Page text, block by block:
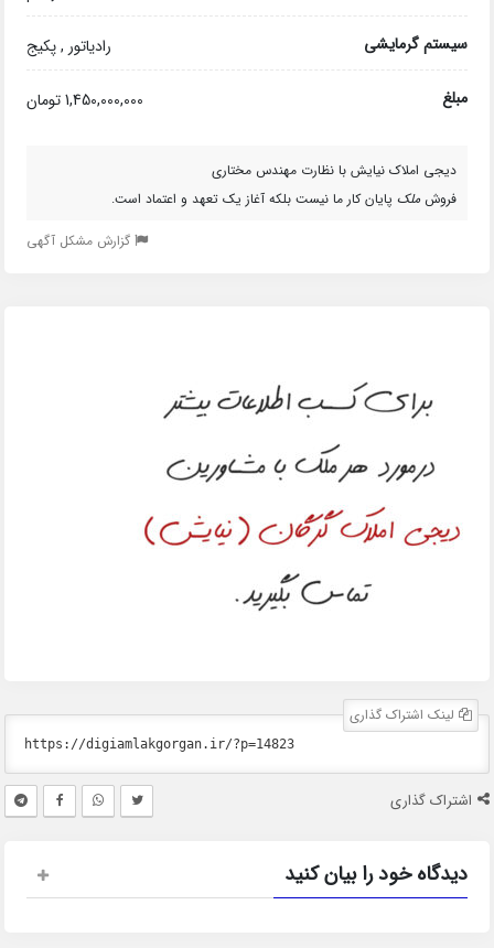
سیستم گرمایشی رادیاتور , پکیج
مبلغ 1,450,000,000 تومان
دیجی املاک نیایش با نظارت مهندس مختاری
فروشملک پایان کار ما نیست بلکه آغاز یک تعهد و اعتماد است.
گزارش مشکل آگهی
لینک اشتراک گذاری
اشتراک گذاری
دیدگاه خود را بیان کنید